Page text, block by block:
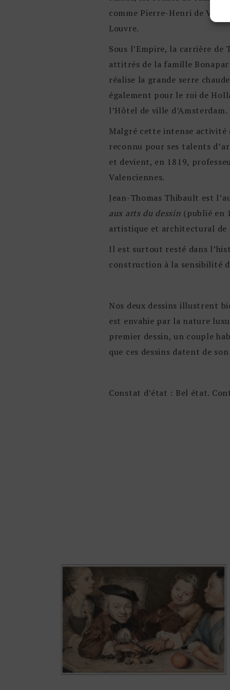
comme Pierre-Henri de
Louvre.
Sous l’Empire, la carrière
attitrés de la famille
réalise la grande serre
également pour le roi de
l’Hôtel de ville d’Amsterdam.
Malgré cette intense activité
reconnu pour ses talents
et devient, en 1819,
Valenciennes.
Jean-Thomas Thibault est
aux arts du dessin (publié en
artistique et architectural de
Il est surtout resté dans
construction à la sensibilité
Nos deux dessins illustrent
est envahie par la nature
premier dessin, un couple
que ces dessins datent de son
Constat d’état : Bel état.